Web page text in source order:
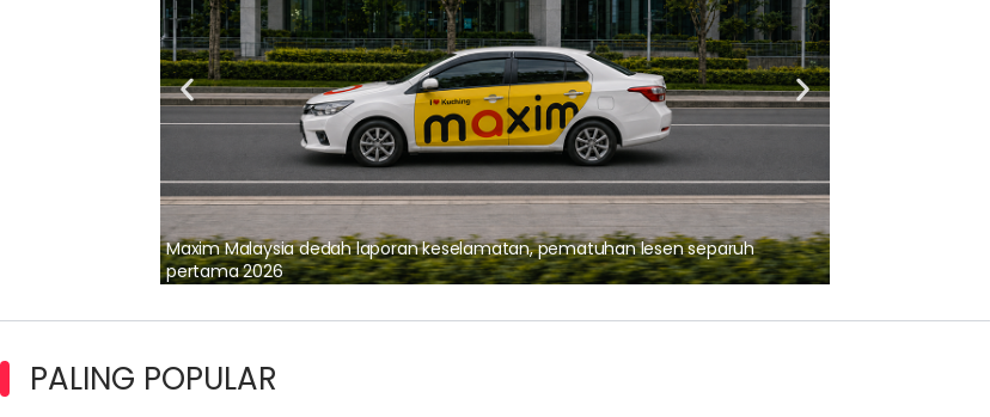
Maxim Malaysia dedah laporan keselamatan, pematuhan lesen separuh
pertama 2026
PALING POPULAR